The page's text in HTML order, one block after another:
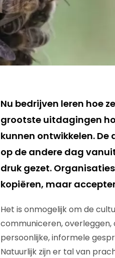
Nu bedrijven leren hoe
grootste uitdagingen
kunnen ontwikkelen.
op de andere dag
druk gezet.
kopiëren, maar
Het is onmogelijk om de
communiceren,
persoonlijke, informele
Natuurlijk zijn er tal van